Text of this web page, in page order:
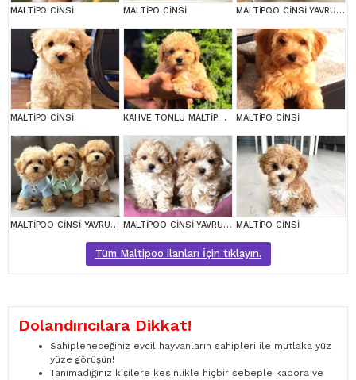
MALTİPO CİNSİ MALTİPO CİNSİ MALTİPOO CİNSİ YAVRULAR EV ÜRETİMİ
MALTİPO CİNSİ KAHVE TONLU MALTİPOO CİNSİ YAVRULAR MALTİPO CİNSİ
MALTİPOO CİNSİ YAVRULAR EV ÜRETİMİ MALTİPOO CİNSİ YAVRULAR EV ÜRETİMİ MALTİPO CİNSİ
Tüm Maltipoo ilanları İçin tıklayın.
Dolandırıcılara Dikkat!
Sahipleneceğiniz evcil hayvanların sahipleri ile mutlaka yüz
yüze görüşün!
Tanımadığınız kişilere kesinlikle hiçbir sebeple kapora ve